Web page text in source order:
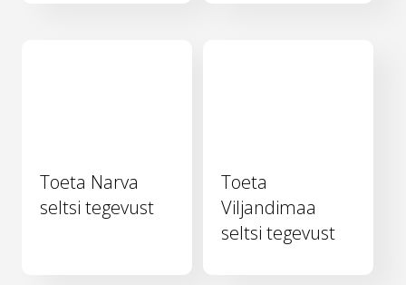
Toeta Narva
seltsi tegevust
Toeta
Viljandimaa
seltsi tegevust